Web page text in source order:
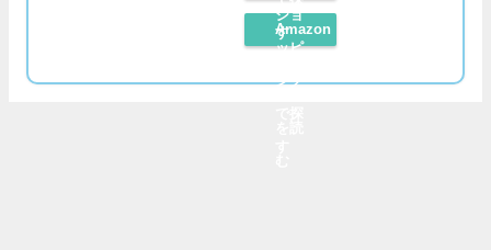
す
ショ
ッピ
ング
Amazon